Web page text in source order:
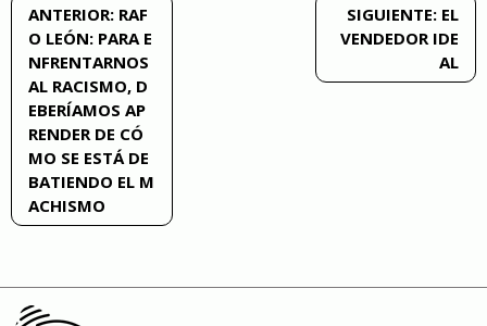
Navegación
de
entradas
ANTERIOR: RAF
O LEÓN: PARA E
NFRENTARNOS
AL RACISMO, D
EBERÍAMOS AP
RENDER DE CÓ
MO SE ESTÁ DE
BATIENDO EL M
ACHISMO
SIGUIENTE: EL
VENDEDOR IDE
AL